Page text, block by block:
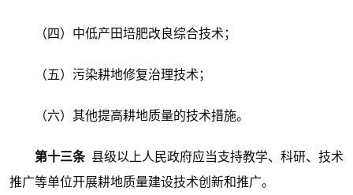
（四）中低产田培肥改良综合技术；
（五）污染耕地修复治理技术；
（六）其他提高耕地质量的技术措施。
第十三条 县级以上人民政府应当支持教学、科研、技术
推广等单位开展耕地质量建设技术创新和推广。